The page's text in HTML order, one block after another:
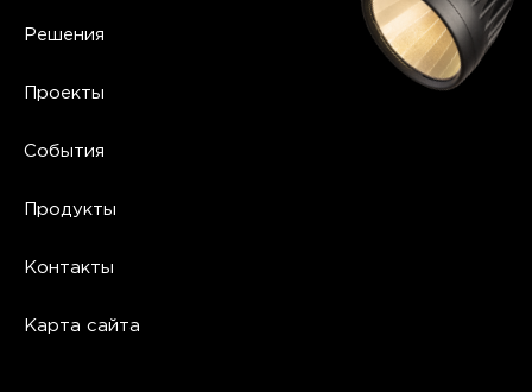
Решения
Проекты
События
Продукты
Контакты
Карта сайта